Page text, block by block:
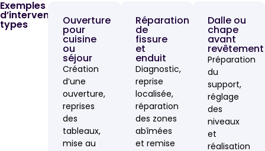
Exemples
d’interventions
types Ouverture
pour
cuisine
ou
séjour
Création
d’une
ouverture,
reprises
des
tableaux,
mise au
Réparation
de
fissure
et
enduit
Diagnostic,
reprise
localisée,
réparation
des zones
abîmées
et remise
Dalle ou
chape
avant
revêtement
Préparation
du
support,
réglage
des
niveaux
et
réalisation